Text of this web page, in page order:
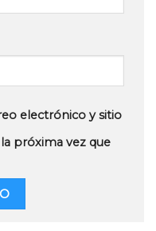
electrónico y sitio
próxima vez que